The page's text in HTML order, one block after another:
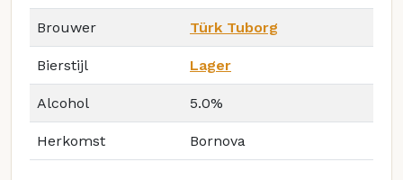
Brouwer Türk Tuborg
Bierstijl Lager
Alcohol 5.0%
Herkomst Bornova